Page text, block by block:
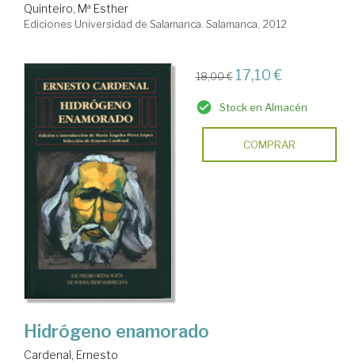
Quinteiro, Mª Esther
Ediciones Universidad de Salamanca. Salamanca, 2012
18,00 € 17,10 €
Stock en Almacén
COMPRAR
Hidrógeno enamorado
Cardenal, Ernesto